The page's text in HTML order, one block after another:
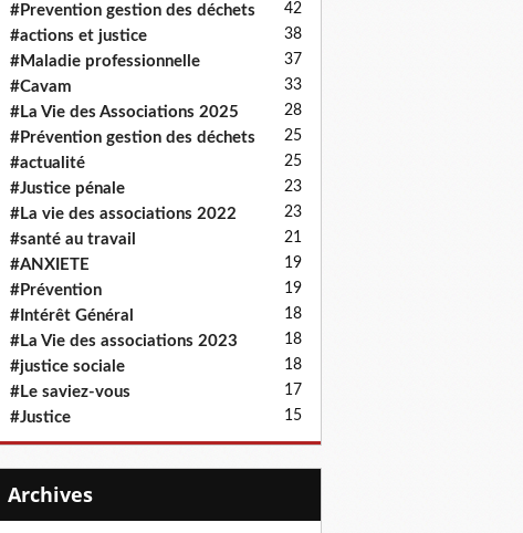
#Prevention gestion des déchets 42
#actions et justice 38
#Maladie professionnelle 37
#Cavam 33
#La Vie des Associations 2025 28
#Prévention gestion des déchets 25
#actualité 25
#Justice pénale 23
#La vie des associations 2022 23
#santé au travail 21
#ANXIETE 19
#Prévention 19
#Intérêt Général 18
#La Vie des associations 2023 18
#justice sociale 18
#Le saviez-vous 17
#Justice 15
Archives